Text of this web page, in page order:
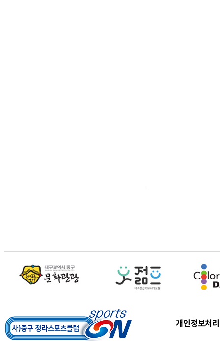
개인정보처